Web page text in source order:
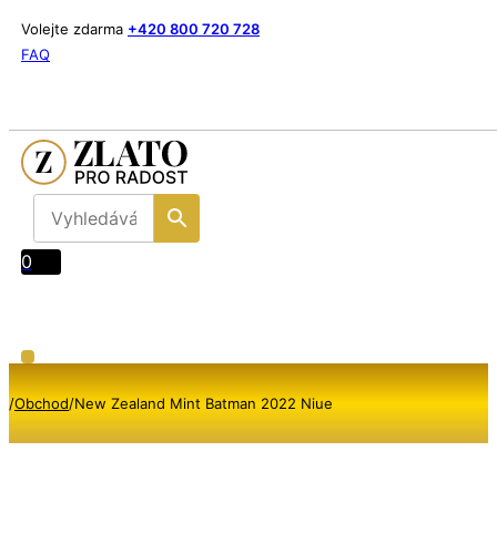
Volejte zdarma +420 800 720 728
FAQ
0
/Obchod/New Zealand Mint Batman 2022 Niue